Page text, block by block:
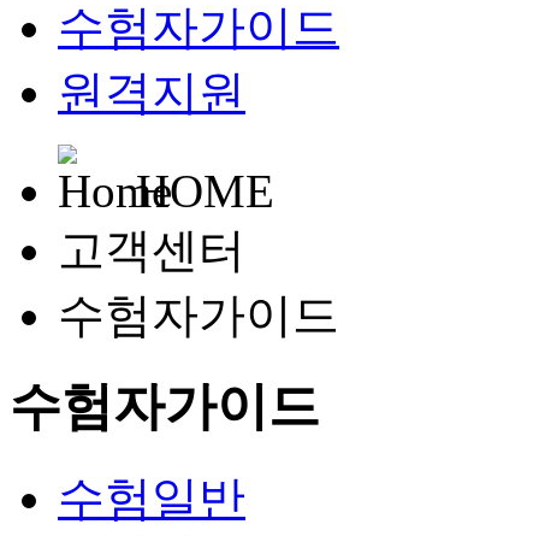
수험자가이드
원격지원
HOME
고객센터
수험자가이드
수험자가이드
수험일반